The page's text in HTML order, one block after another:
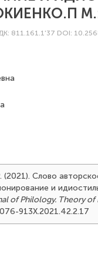
М.:
811.161.1'37 DOI:
(2021). Слово
и
of Philology. Theory of
913X.2021.42.2.17